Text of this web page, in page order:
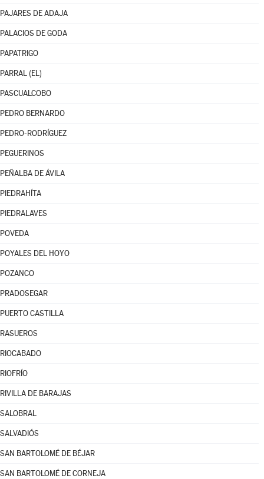
PAJARES DE ADAJA
PALACIOS DE GODA
PAPATRIGO
PARRAL (EL)
PASCUALCOBO
PEDRO BERNARDO
PEDRO-RODRÍGUEZ
PEGUERINOS
PEÑALBA DE ÁVILA
PIEDRAHÍTA
PIEDRALAVES
POVEDA
POYALES DEL HOYO
POZANCO
PRADOSEGAR
PUERTO CASTILLA
RASUEROS
RIOCABADO
RIOFRÍO
RIVILLA DE BARAJAS
SALOBRAL
SALVADIÓS
SAN BARTOLOMÉ DE BÉJAR
SAN BARTOLOMÉ DE CORNEJA